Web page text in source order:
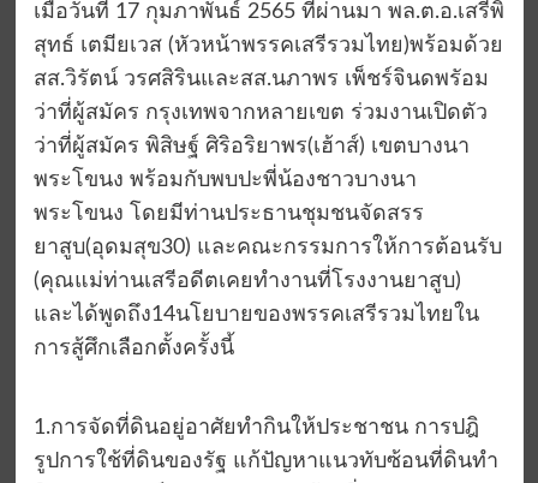
เมื่อวันที่ 17 กุมภาพันธ์ 2565 ที่ผ่านมา พล.ต.อ.เสรีพิ
สุทธ์ เตมียเวส (หัวหน้าพรรคเสรีรวมไทย)พร้อมด้วย
สส.วิรัตน์ วรศสิรินและสส.นภาพร เพ็ชร์จินดพรัอม
ว่าที่ผู้สมัคร กรุงเทพจากหลายเขต ร่วมงานเปิดตัว
ว่าที่ผู้สมัคร พิสิษฐ์ ศิริอริยาพร(เฮ้าส์) เขตบางนา
พระโขนง พร้อมกับพบปะพี่น้องชาวบางนา
พระโขนง โดยมีท่านประธานชุมชนจัดสรร
ยาสูบ(อุดมสุข30) และคณะกรรมการให้การต้อนรับ
(คุณแม่ท่านเสรีอดีตเคยทำงานที่โรงงานยาสูบ)
และได้พูดถึง14นโยบายของพรรคเสรีรวมไทยใน
การสู้ศึกเลือกตั้งครั้งนี้
1.การจัดที่ดินอยู่อาศัยทำกินให้ประชาชน การปฎิ
รูปการใช้ที่ดินของรัฐ แก้ปัญหาแนวทับซ้อนที่ดินทำ